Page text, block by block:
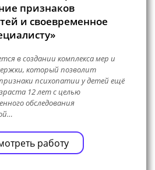
признаков
и своевременное
в создании комплекса мер и
который позволит
психопатии у детей ещё
12 лет с целью
обследования
работу